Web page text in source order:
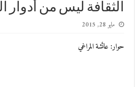
الثقافة ليس من أدوار
مايو 28, 2015
حوار: ‬عائشة المراغي